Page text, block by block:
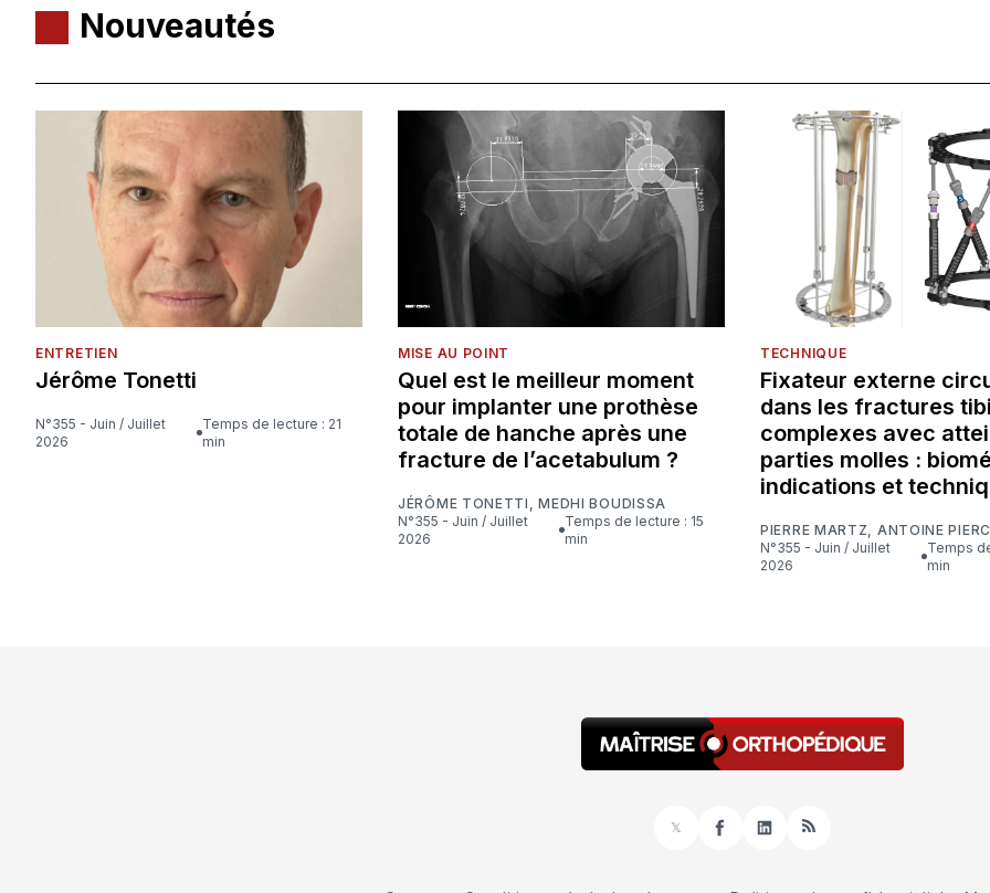
Nouveautés
ENTRETIEN
Jérôme Tonetti
N°355 - Juin / Juillet
2026
Temps de lecture : 21
min
MISE AU POINT
Quel est le meilleur moment
pour implanter une prothèse
totale de hanche après une
fracture de l’acetabulum ?
JÉRÔME TONETTI ,MEDHI BOUDISSA
N°355 - Juin / Juillet
2026
Temps de lecture : 15
min
TECHNIQUE
Fixateur externe
dans les fractures
complexes avec
parties molles :
indications et
PIERRE MARTZ
ANTOINE
N°355 - Juin / Juillet
2026
Temps de lecture : 16
min
𝕏
FacebookLinkedInRSS